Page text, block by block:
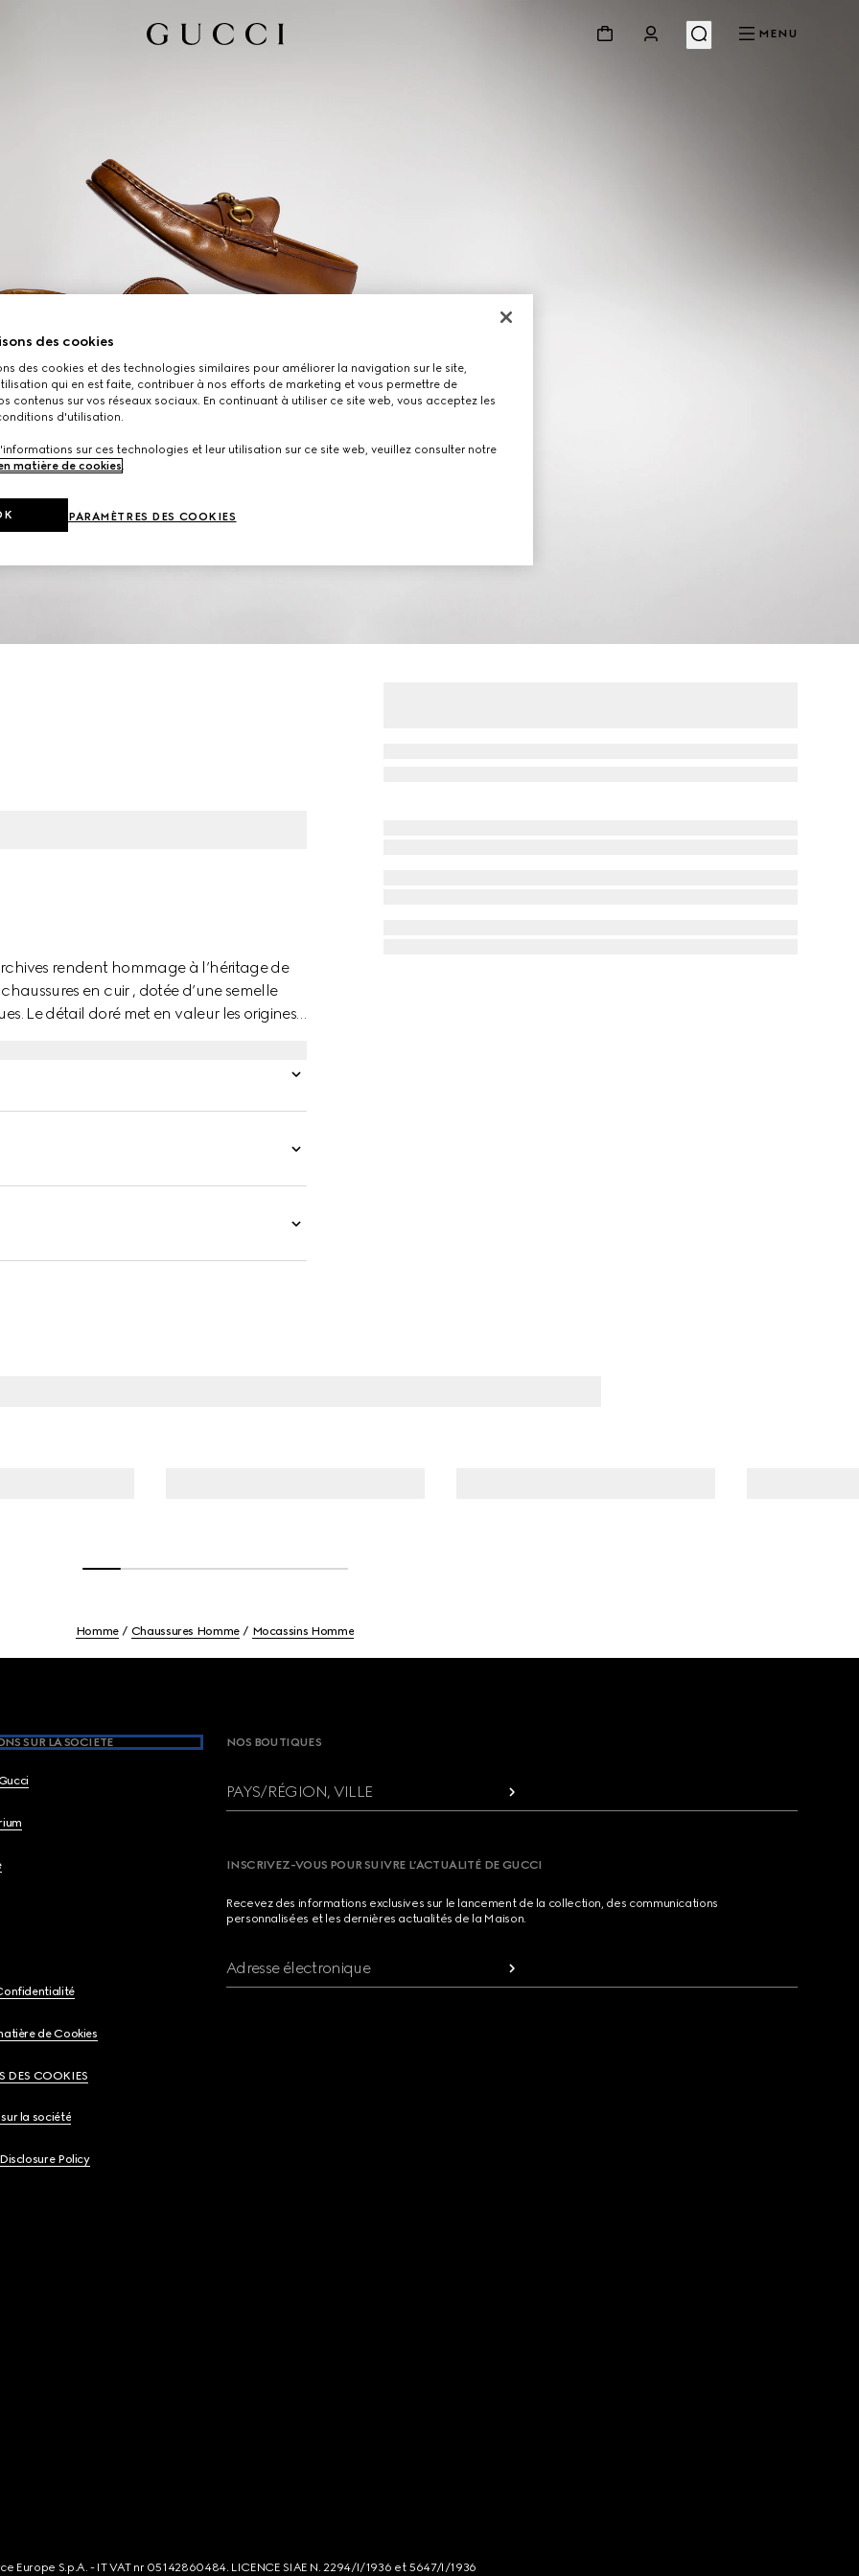
MENU
rendent hommage à l’héritage de
en cuir , dotée d’une semelle
Le détail doré met en valeur les origines
Homme Chaussures Homme Mocassins Homme
SUR LA SOCIETE
de Cookies
DES COOKIES
la société
Policy
NOS BOUTIQUES
PAYS/RÉGION, VILLE
INSCRIVEZ-VOUS POUR SUIVRE L’ACTUALITÉ DE GUCCI
Recevez des informations exclusives sur le lancement de la collection, des communications
personnalisées et les dernières actualités de la Maison.
Adresse électronique
Europe S.p.A. - IT VAT nr 05142860484. LICENCE SIAE N. 2294/I/1936 et 5647/I/1936
des cookies
des cookies et des technologies similaires pour améliorer la navigation sur le site,
qui en est faite, contribuer à nos efforts de marketing et vous permettre de
contenus sur vos réseaux sociaux. En continuant à utiliser ce site web, vous acceptez les
d'utilisation.
sur ces technologies et leur utilisation sur ce site web, veuillez consulter notre
matière de cookies
PARAMÈTRES DES COOKIES